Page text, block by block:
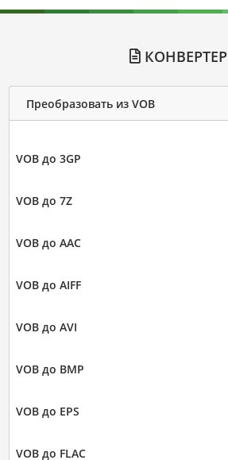
КОНВЕРТЕР
Преобразовать из VOB
VOB до 3GP
VOB до 7Z
VOB до AAC
VOB до AIFF
VOB до AVI
VOB до BMP
VOB до EPS
VOB до FLAC